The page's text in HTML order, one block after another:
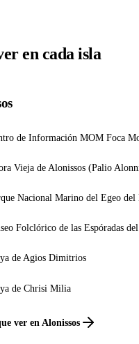
en cada isla
de Información MOM Foca
Vieja de Alonissos (Palio
Nacional Marino del Egeo del
Folclórico de las Espóradas
de Agios Dimitrios
de Chrisi Milia
ver en Alonissos